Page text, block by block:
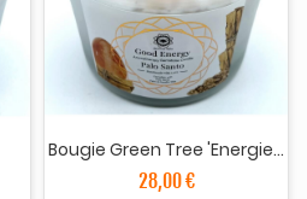
Bougie Green Tree 'Energie...
28,00 €